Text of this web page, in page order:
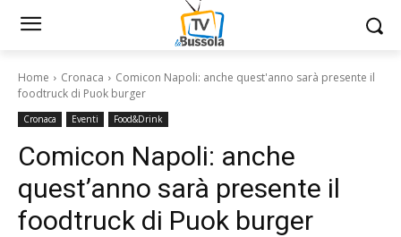
Home Cronaca
Comicon Napoli: anche quest'anno sarà presente il
foodtruck di Puok burger
Cronaca Eventi Food&Drink
Comicon Napoli: anche
quest’anno sarà presente il
foodtruck di Puok burger